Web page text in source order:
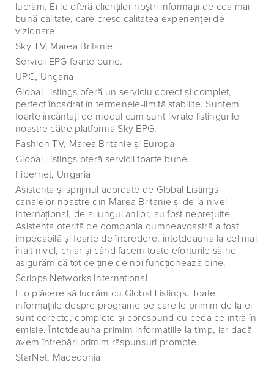
lucrăm. Ei le oferă clienţilor noştri informaţii de cea mai
bună calitate, care cresc calitatea experienţei de
vizionare.
Sky TV, Marea Britanie
Servicii EPG foarte bune.
UPC, Ungaria
Global Listings oferă un serviciu corect şi complet,
perfect încadrat în termenele-limită stabilite. Suntem
foarte încântaţi de modul cum sunt livrate listingurile
noastre către platforma Sky EPG.
Fashion TV, Marea Britanie şi Europa
Global Listings oferă servicii foarte bune.
Fibernet, Ungaria
Asistenţa şi sprijinul acordate de Global Listings
canalelor noastre din Marea Britanie şi de la nivel
internaţional, de-a lungul anilor, au fost nepreţuite.
Asistenţa oferită de compania dumneavoastră a fost
impecabilă şi foarte de încredere, întotdeauna la cel mai
înalt nivel, chiar şi când facem toate eforturile să ne
asigurăm că tot ce ţine de noi funcţionează bine.
Scripps Networks International
E o plăcere să lucrăm cu Global Listings. Toate
informaţiile despre programe pe care le primim de la ei
sunt corecte, complete şi corespund cu ceea ce intră în
emisie. Întotdeauna primim informaţiile la timp, iar dacă
avem întrebări primim răspunsuri prompte.
StarNet, Macedonia